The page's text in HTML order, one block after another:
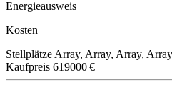
Energieausweis
Kosten
Stellplätze Array, Array, Array,
Kaufpreis 619000 €